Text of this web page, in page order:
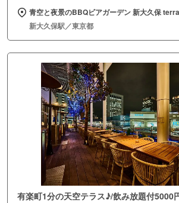
青空と夜景のBBQビアガーデン 新大久保
新大久保駅／東京都
有楽町1分の天空テラス♪/飲み放題付5000